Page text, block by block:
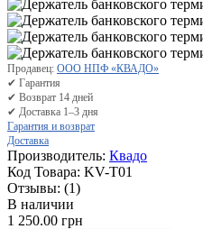
Продавец: ООО НПФ «КВАДО»
✔ Гарантия
✔ Возврат 14 дней
✔ Доставка 1–3 дня
Гарантия и возврат
Доставка
Производитель: Квадо
Код Товара: KV-T01
Отзывы: (1)
В наличии
1 250.00 грн